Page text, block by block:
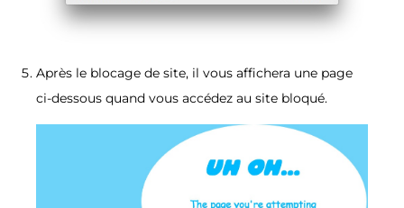
Après le blocage de site, il vous affichera une page
ci-dessous quand vous accédez au site bloqué.